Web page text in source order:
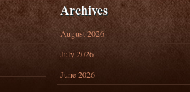
Archives
August 2026
July 2026
June 2026